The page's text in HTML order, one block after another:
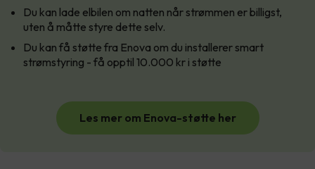
Du kan lade elbilen om natten når strømmen er billigst,
uten å måtte styre dette selv.
Du kan få støtte fra Enova om du installerer smart
strømstyring - få opptil 10.000 kr i støtte
Les mer om Enova-støtte her